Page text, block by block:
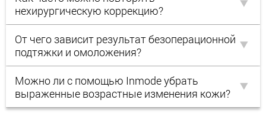
нехирургическую коррекцию?
От чего зависит результат безоперационной
подтяжки и омоложения?
Можно ли с помощью Inmode убрать
выраженные возрастные изменения кожи?